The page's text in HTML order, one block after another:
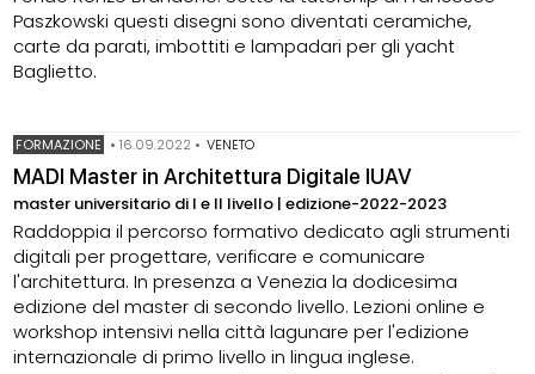
Paszkowski questi disegni sono diventati ceramiche,
carte da parati, imbottiti e lampadari per gli yacht
Baglietto.
FORMAZIONE •16.09.2022 • VENETO
MADI Master in Architettura Digitale IUAV
master universitario di I e II livello | edizione-2022-2023
Raddoppia il percorso formativo dedicato agli strumenti
digitali per progettare, verificare e comunicare
l'architettura. In presenza a Venezia la dodicesima
edizione del master di secondo livello. Lezioni online e
workshop intensivi nella città lagunare per l'edizione
internazionale di primo livello in lingua inglese.